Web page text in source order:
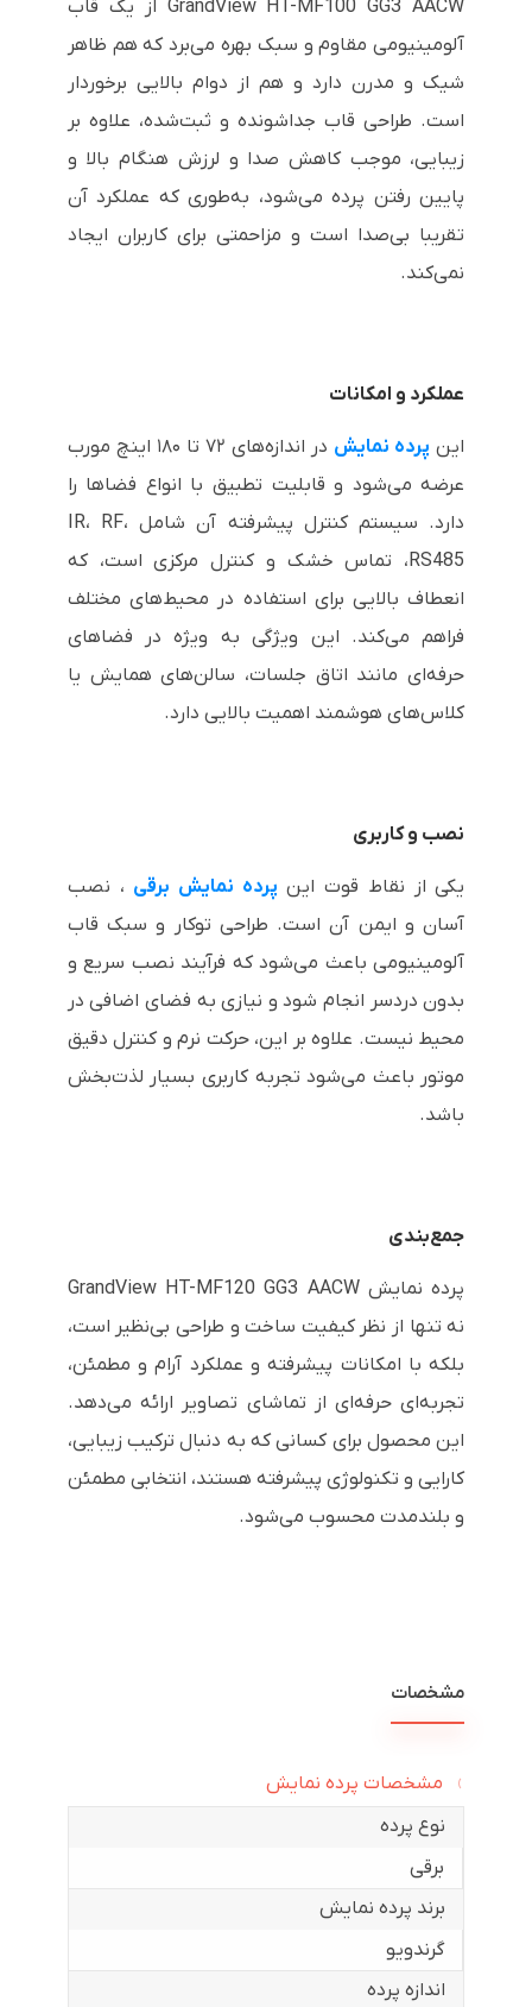
GrandView HT-MF100 GG3 AACW از یک قاب
آلومینیومی مقاوم و سبک بهره می‌برد که هم ظاهر
شیک و مدرن دارد و هم از دوام بالایی برخوردار
است. طراحی قاب جداشونده و ثبت‌شده، علاوه بر
زیبایی، موجب کاهش صدا و لرزش هنگام بالا و
پایین رفتن پرده می‌شود، به‌طوری که عملکرد آن
تقریبا بی‌صدا است و مزاحمتی برای کاربران ایجاد
نمی‌کند.
عملکرد و امکانات
این پرده نمایش
در اندازه‌های ۷۲ تا ۱۸۰ اینچ مورب
عرضه می‌شود و قابلیت تطبیق با انواع فضاها را
دارد. سیستم کنترل پیشرفته آن شامل IR، RF،
RS485، تماس خشک و کنترل مرکزی است، که
انعطاف بالایی برای استفاده در محیط‌های مختلف
فراهم می‌کند. این ویژگی به ویژه در فضاهای
حرفه‌ای مانند اتاق جلسات، سالن‌های همایش یا
کلاس‌های هوشمند اهمیت بالایی دارد.
نصب و کاربری
یکی از نقاط قوت این پرده نمایش برقی ، نصب
آسان و ایمن آن است. طراحی توکار و سبک قاب
آلومینیومی باعث می‌شود که فرآیند نصب سریع و
بدون دردسر انجام شود و نیازی به فضای اضافی در
محیط نیست. علاوه بر این، حرکت نرم و کنترل دقیق
موتور باعث می‌شود تجربه کاربری بسیار لذت‌بخش
باشد.
جمع‌بندی
پرده نمایش GrandView HT-MF120 GG3 AACW
نه تنها از نظر کیفیت ساخت و طراحی بی‌نظیر است،
بلکه با امکانات پیشرفته و عملکرد آرام و مطمئن،
تجربه‌ای حرفه‌ای از تماشای تصاویر ارائه می‌دهد.
این محصول برای کسانی که به دنبال ترکیب زیبایی،
کارایی و تکنولوژی پیشرفته هستند، انتخابی مطمئن
و بلندمدت محسوب می‌شود.
مشخصات
مشخصات پرده نمایش
نوع پرده
برقی
برند پرده نمایش
گرندویو
اندازه پرده